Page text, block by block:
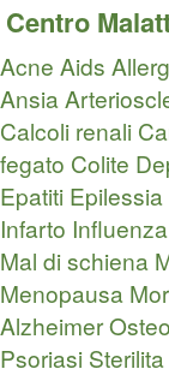
Centro
Acne Aids
Ansia
Calcoli renali
fegato Colite
Epatiti Epilessia
Infarto Influenza
Mal di schiena
Menopausa
Alzheimer
Psoriasi Sterilita